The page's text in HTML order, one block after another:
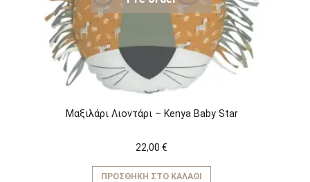
Μαξιλάρι Λιοντάρι – Kenya Baby Star
22,00 €
ΠΡΟΣΘΉΚΗ ΣΤΟ ΚΑΛΆΘΙ